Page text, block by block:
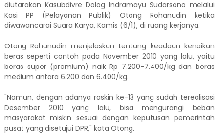
diutarakan Kasubdivre Dolog Indramayu Sudarsono melalui
Kasi PP (Pelayanan Publik) Otong Rohanudin ketika
diwawancarai Suara Karya, Kamis (6/1), di ruang kerjanya.
Otong Rohanudin menjelaskan tentang keadaan kenaikan
beras seperti contoh pada November 2010 yang lalu, yaitu
beras super (premium) naik Rp 7.200-7.400/kg dan beras
medium antara 6.200 dan 6.400/kg.
"Namun, dengan adanya raskin ke-13 yang sudah terealisasi
Desember 2010 yang lalu, bisa mengurangi beban
masyarakat miskin sesuai dengan keputusan pemerintah
pusat yang disetujui DPR," kata Otong.